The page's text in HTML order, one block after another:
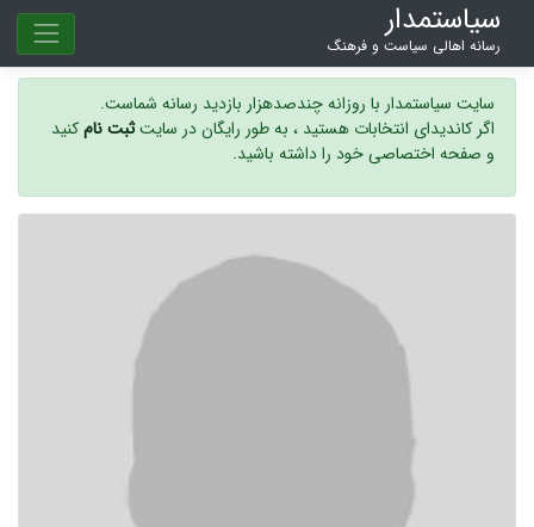
سیاستمدار
رسانه اهالی سیاست و فرهنگ
سایت سیاستمدار با روزانه چندصدهزار بازدید رسانه شماست.
اگر کاندیدای انتخابات هستید ، به طور رایگان در سایتثبت نامکنید
و صفحه اختصاصی خود را داشته باشید.